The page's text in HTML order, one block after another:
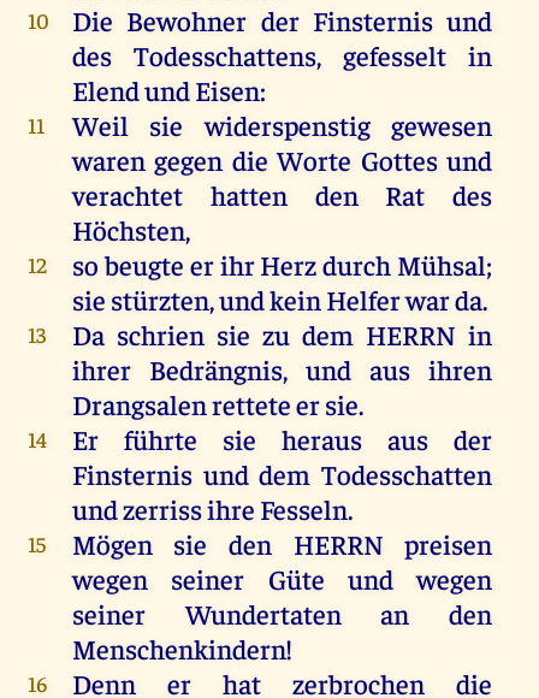
10 Die Bewohner der Finsternis und
desTodesschattens, gefesseltin
ElendundEisen:
11 Weil sie widerspenstig
gewesen
waren gegen die Worte Gottes und
verachtet
hatten den Rat
des
Höchsten,
12 sobeugte erihrHerzdurch Mühsal;
sie stürzten,undkeinHelferwarda.
13 Da schrien sie zu dem HERRN in
ihrer Bedrängnis, und aus ihren
Drangsalen retteteersie.
14 Er führte sie heraus aus
der
Finsternis und dem Todesschatten
undzerrissihre Fesseln.
15 Mögen sie den HERRN
preisen
wegen
seiner Güte und
wegen
seinerWundertatenan
den
Menschenkindern!
16 Denn er hat zerbrochen die